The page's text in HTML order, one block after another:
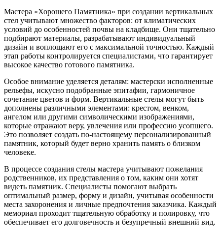
Мастера «Хорошего Памятника» при создании вертикальных
стел учитывают множество факторов: от климатических
условий до особенностей почвы на кладбище. Они тщательно
подбирают материалы, разрабатывают индивидуальный
дизайн и воплощают его с максимальной точностью. Каждый
этап работы контролируется специалистами, что гарантирует
высокое качество готового памятника.
Особое внимание уделяется деталям: мастерски исполненные
рельефы, искусно подобранные эпитафии, гармоничное
сочетание цветов и форм. Вертикальные стелы могут быть
дополнены различными элементами: крестом, венком,
ангелом или другими символическими изображениями,
которые отражают веру, увлечения или профессию усопшего.
Это позволяет создать по-настоящему персонализированный
памятник, который будет верно хранить память о близком
человеке.
В процессе создания стелы мастера учитывают пожелания
родственников, их представления о том, каким они хотят
видеть памятник. Специалисты помогают выбрать
оптимальный размер, форму и дизайн, учитывая особенности
места захоронения и личные предпочтения заказчика. Каждый
мемориал проходит тщательную обработку и полировку, что
обеспечивает его долговечность и безупречный внешний вид.